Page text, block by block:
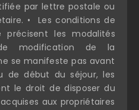
par lettre postale ou
• Les conditions de
les modalités
modification de la
se manifeste pas avant
de début du séjour, les
le droit de disposer du
aux propriétaires